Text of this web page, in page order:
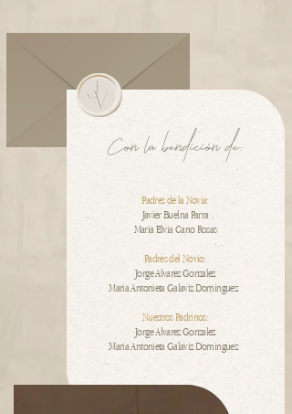
Con la bendición de:
Padres de la Novia:
Javier Buelna Parra
Maria Elvia Cano Rosas
Padres del Novio:
Jorge Alvarez Gonzalez
Maria Antonieta Galaviz Dominguez
Nuestros Padrinos:
Jorge Alvarez Gonzalez
Maria Antonieta Galaviz Dominguez